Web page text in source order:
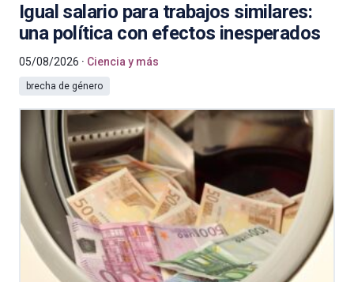
Igual salario para trabajos similares:
una política con efectos inesperados
05/08/2026 Ciencia y más
brecha de género